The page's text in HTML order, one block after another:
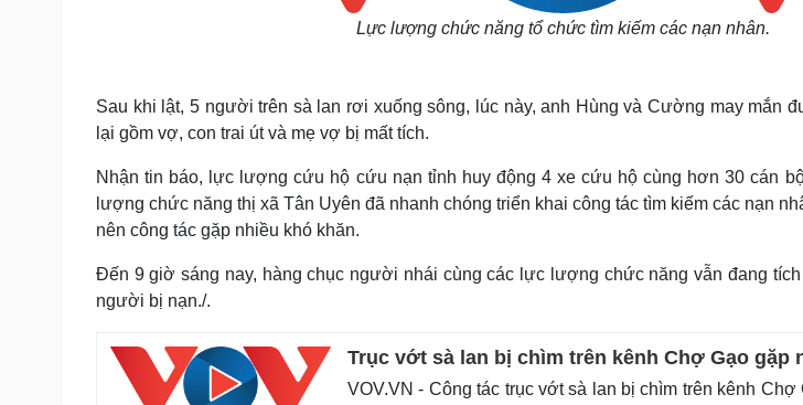
Lực lượng chức năng tổ chức tìm kiếm các nạn nhân.
Sau khi lật, 5 người trên sà lan rơi xuống sông, lúc này, anh Hùng và Cường may mắn
lại gồm vợ, con trai út và mẹ vợ bị mất tích.
Nhận tin báo, lực lượng cứu hộ cứu nạn tỉnh huy động 4 xe cứu hộ cùng hơn 30 cán
lượng chức năng thị xã Tân Uyên đã nhanh chóng triển khai công tác tìm kiếm các nạn
nên công tác gặp nhiều khó khăn.
Đến 9 giờ sáng nay, hàng chục người nhái cùng các lực lượng chức năng vẫn đang
người bị nạn./.
Trục vớt sà lan bị chìm trên kênh Chợ Gạo gặp
VOV.VN - Công tác trục vớt sà lan bị chìm trên kênh Chợ